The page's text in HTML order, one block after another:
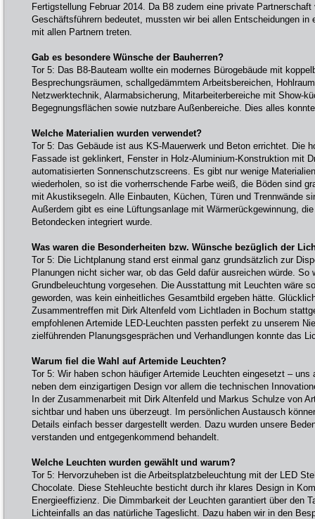
Fertigstellung Februar 2014. Da B8 zudem eine private
Geschäftsführern bedeutet, mussten wir bei allen Entscheidungen in
mit allen Partnern treten.
Gab es besondere Wünsche der Bauherren?
Tor 5: Das B8-Bauteam wollte ein modernes Bürogebäude mit
Besprechungsräumen, schallgedämmtem Arbeitsbereichen,
Netzwerktechnik, Alarmabsicherung, Mitarbeiterbereiche mit Show-
Begegnungsflächen sowie nutzbare Außenbereiche. Dies alles
Welche Materialien wurden verwendet?
Tor 5: Das Gebäude ist aus KS-Mauerwerk und Beton errichtet. Die
Fassade ist geklinkert, Fenster in Holz-Aluminium-Konstruktion mit
automatisierten Sonnenschutzscreens. Es gibt nur wenige
wiederholen, so ist die vorherrschende Farbe weiß, die Böden sind
mit Akustiksegeln. Alle Einbauten, Küchen, Türen und Trennwände
Außerdem gibt es eine Lüftungsanlage mit Wärmerückgewinnung,
Betondecken integriert wurde.
Was waren die Besonderheiten bzw. Wünsche bezüglich der
Tor 5: Die Lichtplanung stand erst einmal ganz grundsätzlich zur
Planungen nicht sicher war, ob das Geld dafür ausreichen würde. So
Grundbeleuchtung vorgesehen. Die Ausstattung mit Leuchten wäre
geworden, was kein einheitliches Gesamtbild ergeben hätte.
Zusammentreffen mit Dirk Altenfeld vom Lichtladen in Bochum
empfohlenen Artemide LED-Leuchten passten perfekt zu unserem
zielführenden Planungsgesprächen und Verhandlungen konnte das
Warum fiel die Wahl auf Artemide Leuchten?
Tor 5: Wir haben schon häufiger Artemide Leuchten eingesetzt – uns
neben dem einzigartigen Design vor allem die technischen
In der Zusammenarbeit mit Dirk Altenfeld und Markus Schulze von
sichtbar und haben uns überzeugt. Im persönlichen Austausch
Details einfach besser dargestellt werden. Dazu wurden unsere
verstanden und entgegenkommend behandelt.
Welche Leuchten wurden gewählt und warum?
Tor 5: Hervorzuheben ist die Arbeitsplatzbeleuchtung mit der LED
Chocolate. Diese Stehleuchte besticht durch ihr klares Design in
Energieeffizienz. Die Dimmbarkeit der Leuchten garantiert über den
Lichteinfalls an das natürliche Tageslicht. Dazu haben wir in den